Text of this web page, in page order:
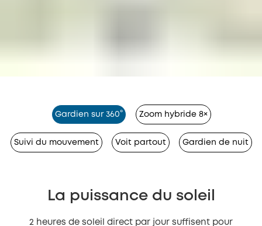
Gardien sur 360° Zoom hybride 8×
Suivi du mouvement Voit partout Gardien de nuit
La puissance du soleil
2 heures de soleil direct par jour suffisent pour